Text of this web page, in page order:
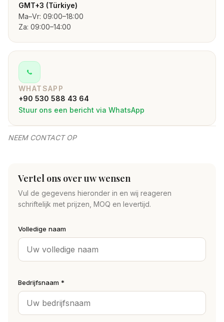
GMT+3 (Türkiye)
Ma–Vr: 09:00–18:00
Za: 09:00–14:00
WHATSAPP
+90 530 588 43 64
Stuur ons een bericht via WhatsApp
NEEM CONTACT OP
Vertel ons over uw wensen
Vul de gegevens hieronder in en wij reageren
schriftelijk met prijzen, MOQ en levertijd.
Volledige naam
Bedrijfsnaam *